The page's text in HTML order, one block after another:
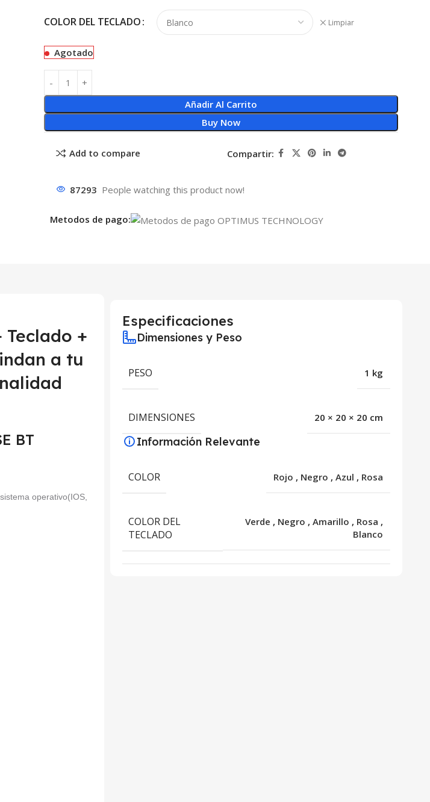
COLOR DEL TECLADO Limpiar
Agotado
Añadir Al Carrito
Buy Now
Add to compare Compartir:
87293 People watching this product now!
Metodos de pago:
Teclado +
a tu
BT
operativo(IOS,
Especificaciones
Dimensiones y Peso
PESO 1 kg
DIMENSIONES 20 × 20 × 20 cm
Información Relevante
COLOR Rojo , Negro ,Azul , Rosa
COLOR DEL
TECLADO
Verde , Negro ,Amarillo , Rosa ,
Blanco